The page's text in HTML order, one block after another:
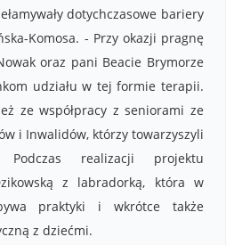
dotychczasowe bariery
Komosa. - Przy okazji pragnę
oraz pani Beacie Brymorze
udziału w tej formie terapii.
ze współpracy z seniorami ze
i Inwalidów, którzy towarzyszyli
Podczas realizacji projektu
z labradorką, która w
praktyki i wkrótce także
z dziećmi.